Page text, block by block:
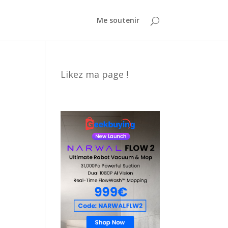
Me soutenir
Likez ma page !